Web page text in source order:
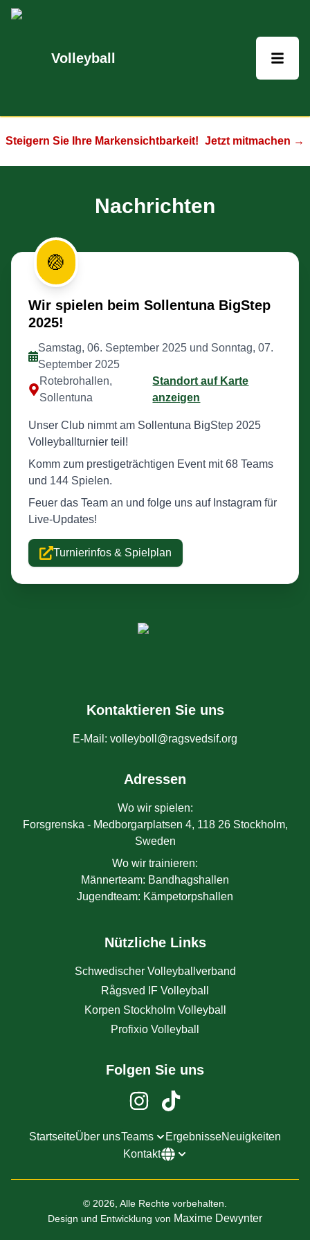
Volleyball
Steigern Sie Ihre Markensichtbarkeit! Jetzt mitmachen →
Nachrichten
🏐
Wir spielen beim Sollentuna BigStep
2025!
Samstag, 06. September 2025 und Sonntag, 07.
September 2025
Rotebrohallen,
Sollentuna
Standort auf Karte
anzeigen
Unser Club nimmt am Sollentuna BigStep 2025
Volleyballturnier teil!
Komm zum prestigeträchtigen Event mit 68 Teams
und 144 Spielen.
Feuer das Team an und folge uns auf Instagram für
Live-Updates!
Turnierinfos & Spielplan
Kontaktieren Sie uns
E-Mail : volleyboll@ragsvedsif.org
Adressen
Wo wir spielen:
Forsgrenska - Medborgarplatsen 4, 118 26 Stockholm,
Sweden
Wo wir trainieren:
Männerteam: Bandhagshallen
Jugendteam: Kämpetorpshallen
Nützliche Links
Schwedischer Volleyballverband
Rågsved IF Volleyball
Korpen Stockholm Volleyball
Profixio Volleyball
Folgen Sie uns
StartseiteÜber unsTeams ErgebnisseNeuigkeiten
Kontakt
© 2026, Alle Rechte vorbehalten.
Design und Entwicklung von Maxime Dewynter